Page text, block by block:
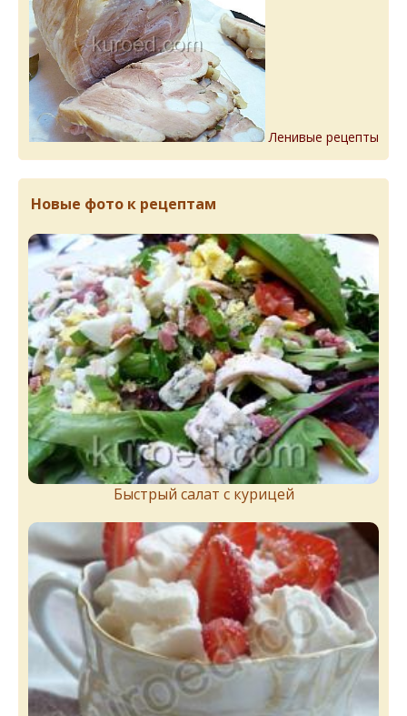
Ленивые рецепты
Новые фото к рецептам
Быстрый салат с курицей